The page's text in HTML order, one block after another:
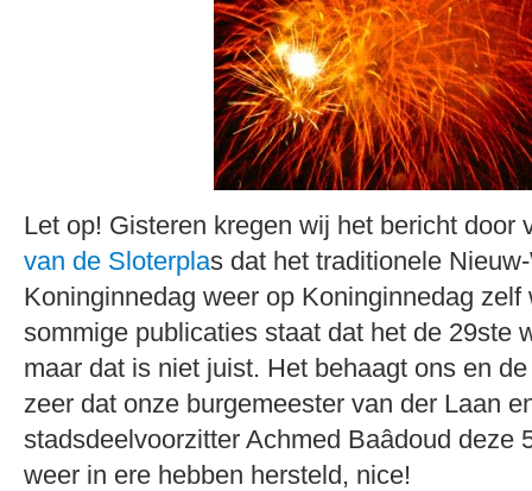
Let op! Gisteren kregen wij het bericht door
van de Sloterplas dat het traditionele
Koninginnedag weer op Koninginnedag zelf
sommige publicaties staat dat het de 29ste
maar dat is niet juist. Het behaagt ons en
zeer dat onze burgemeester van der Laan
stadsdeelvoorzitter Achmed Baâdoud deze
weer in ere hebben hersteld, nice!